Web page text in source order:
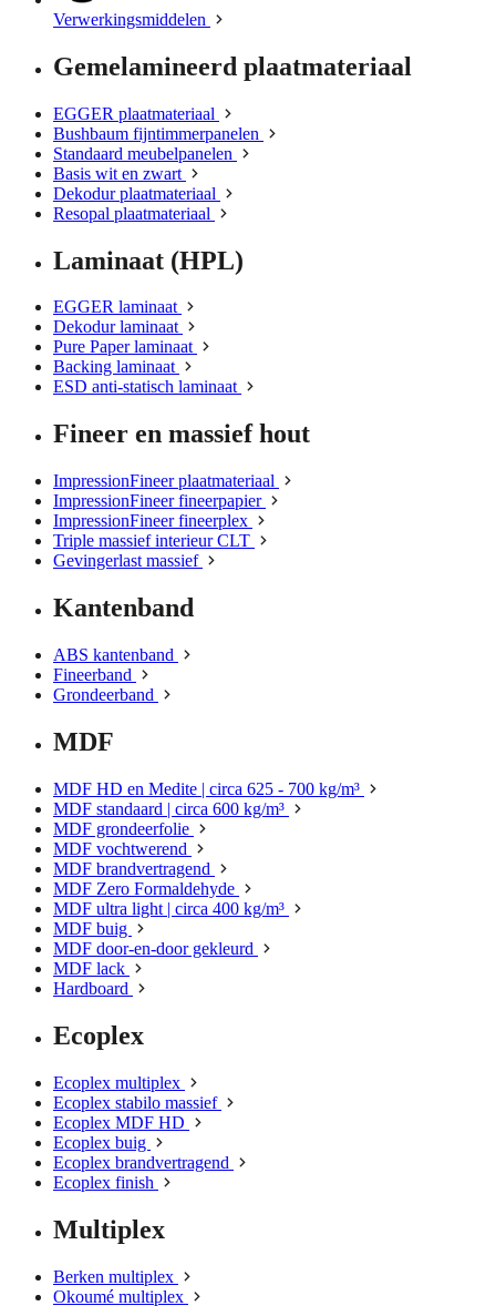
Verwerkingsmiddelen
Gemelamineerd plaatmateriaal
EGGER plaatmateriaal
Bushbaum fijntimmerpanelen
Standaard meubelpanelen
Basis wit en zwart
Dekodur plaatmateriaal
Resopal plaatmateriaal
Laminaat (HPL)
EGGER laminaat
Dekodur laminaat
Pure Paper laminaat
Backing laminaat
ESD anti-statisch laminaat
Fineer en massief hout
ImpressionFineer plaatmateriaal
ImpressionFineer fineerpapier
ImpressionFineer fineerplex
Triple massief interieur CLT
Gevingerlast massief
Kantenband
ABS kantenband
Fineerband
Grondeerband
MDF
MDF HD en Medite | circa 625 - 700 kg/m³
MDF standaard | circa 600 kg/m³
MDF grondeerfolie
MDF vochtwerend
MDF brandvertragend
MDF Zero Formaldehyde
MDF ultra light | circa 400 kg/m³
MDF buig
MDF door-en-door gekleurd
MDF lack
Hardboard
Ecoplex
Ecoplex multiplex
Ecoplex stabilo massief
Ecoplex MDF HD
Ecoplex buig
Ecoplex brandvertragend
Ecoplex finish
Multiplex
Berken multiplex
Okoumé multiplex